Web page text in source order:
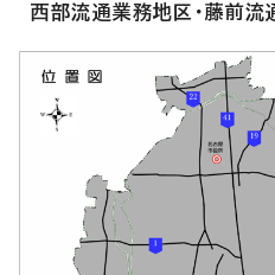
西部流通業務地区・藤前流